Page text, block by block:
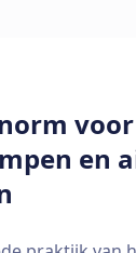
voor
en